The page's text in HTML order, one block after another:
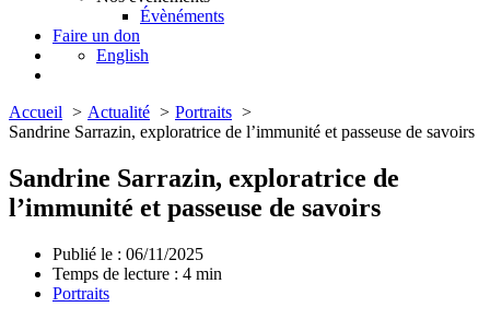
Évènéments
Faire un don
English
Accueil Actualité
Portraits
Sandrine Sarrazin, exploratrice de l’immunité et passeuse de savoirs
Sandrine Sarrazin, exploratrice de
l’immunité et passeuse de savoirs
Publié le : 06/11/2025
Temps de lecture : 4 min
Portraits